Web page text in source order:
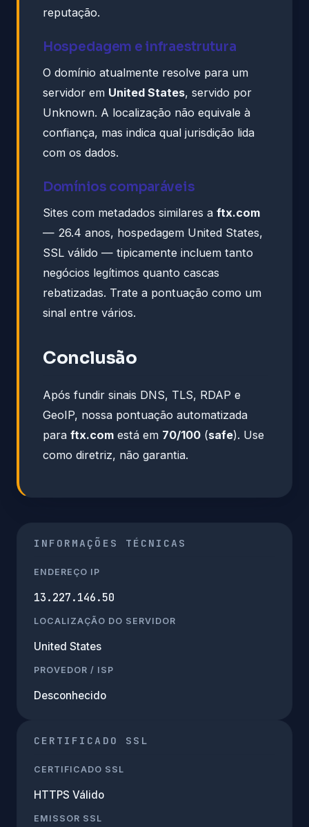
reputação.
Hospedagem e infraestrutura
O domínio atualmente resolve para um
servidor em United States, servido por
Unknown. A localização não equivale à
confiança, mas indica qual jurisdição lida
com os dados.
Domínios comparáveis
Sites com metadados similares a ftx.com
— 26.4 anos, hospedagem United States,
SSL válido — tipicamente incluem tanto
negócios legítimos quanto cascas
rebatizadas. Trate a pontuação como um
sinal entre vários.
Conclusão
Após fundir sinais DNS, TLS, RDAP e
GeoIP, nossa pontuação automatizada
para ftx.com está em 70/100 (safe). Use
como diretriz, não garantia.
INFORMAÇÕES TÉCNICAS
ENDEREÇO IP
13.227.146.50
LOCALIZAÇÃO DO SERVIDOR
United States
PROVEDOR / ISP
Desconhecido
CERTIFICADO SSL
CERTIFICADO SSL
HTTPS Válido
EMISSOR SSL